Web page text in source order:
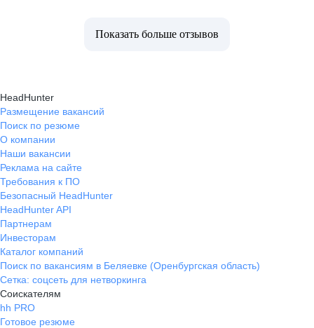
Показать больше отзывов
HeadHunter
Размещение вакансий
Поиск по резюме
О компании
Наши вакансии
Реклама на сайте
Требования к ПО
Безопасный HeadHunter
HeadHunter API
Партнерам
Инвесторам
Каталог компаний
Поиск по вакансиям в Беляевке (Оренбургская область)
Сетка: соцсеть для нетворкинга
Соискателям
hh PRO
Готовое резюме